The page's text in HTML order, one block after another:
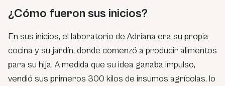
¿Cómo fueron sus inicios?
En sus inicios, el laboratorio de Adriana era su propia
cocina y su jardín, donde comenzó a producir alimentos
para su hija. A medida que su idea ganaba impulso,
vendió sus primeros 300 kilos de insumos agrícolas, lo